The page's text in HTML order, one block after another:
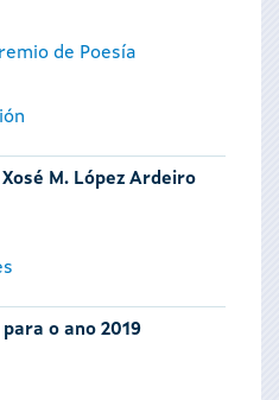
de Poesía
M. López Ardeiro
o ano 2019